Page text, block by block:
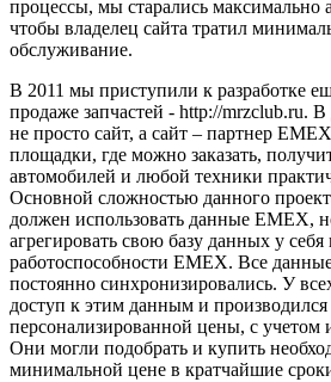
процессы, мы старались максимально
чтобы владелец сайта тратил
обслуживание.
В 2011 мы приступили к разработке
продаже запчастей - http://mrzclub.ru.
не просто сайт, а сайт – партнер
площадки, где можно заказать,
автомобилей и любой техники
Основной сложностью данного
должен использовать данные EMEX,
агрегировать свою базу данных у себя
работоспособности EMEX. Все
постоянно синхронизировались. У
доступ к этим данным и производился
персонализированной цены, с учетом
Они могли подобрать и купить
минимальной цене в кратчайшие